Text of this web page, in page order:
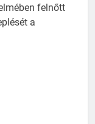
felnőtt
a